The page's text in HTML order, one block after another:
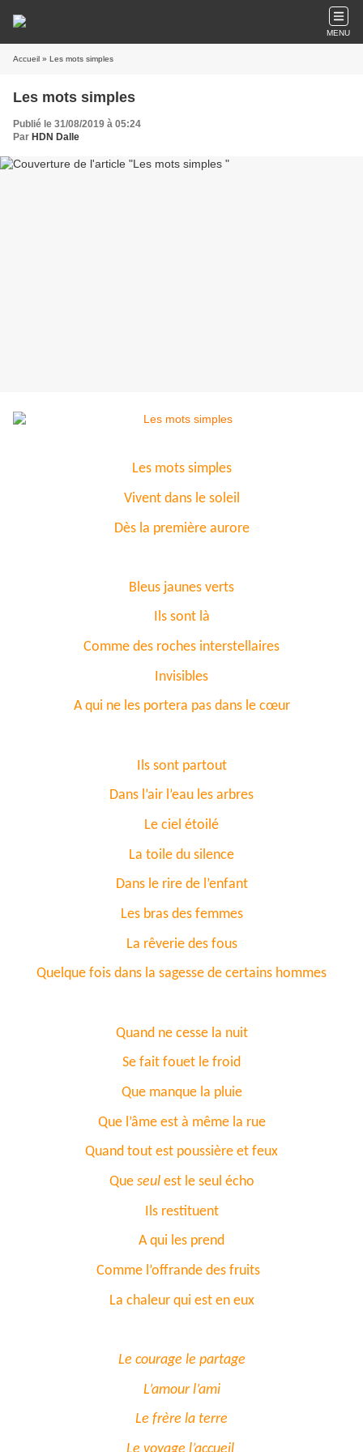
MENU
Accueil » Les mots simples
Les mots simples
Publié le 31/08/2019 à 05:24
Par HDN Dalle
Les mots simples
Vivent dans le soleil
Dès la première aurore
Bleus jaunes verts
Ils sont là
Comme des roches interstellaires
Invisibles
A qui ne les portera pas dans le cœur
Ils sont partout
Dans l’air l’eau les arbres
Le ciel étoilé
La toile du silence
Dans le rire de l’enfant
Les bras des femmes
La rêverie des fous
Quelque fois dans la sagesse de certains hommes
Quand ne cesse la nuit
Se fait fouet le froid
Que manque la pluie
Que l’âme est à même la rue
Quand tout est poussière et feux
Que seulest le seul écho
Ils restituent
A qui les prend
Comme l’offrande des fruits
La chaleur qui est en eux
Le courage le partage
L’amour l’ami
Le frère la terre